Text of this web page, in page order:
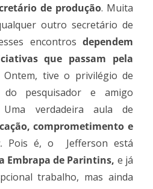
de produção. Muita
outro secretário de
encontros dependem
que passam pela
Ontem, tive o privilégio de
pesquisador e amigo
verdadeira aula de
comprometimento e
. Pois é, o Jefferson está
Embrapa de Parintins, e já
trabalho, mas ainda